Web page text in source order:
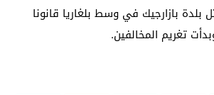
بلدة بازارجيك في وسط بلغاريا قانونا
تغريم المخالفين.